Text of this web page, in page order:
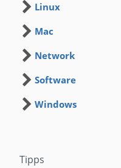
Linux
Mac
Network
Software
Windows
Tipps